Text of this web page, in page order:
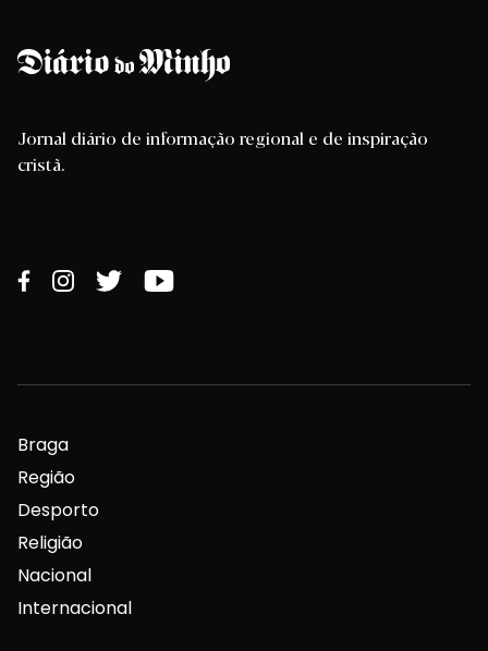
Jornal diário de informação regional e de inspiração
cristã.
Braga
Região
Desporto
Religião
Nacional
Internacional